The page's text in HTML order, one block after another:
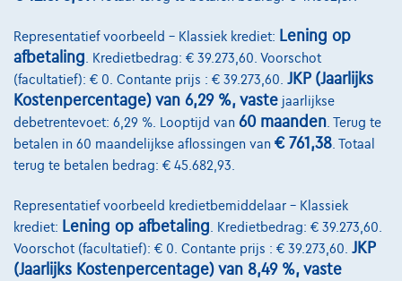
Vanaf€701,37/maandmet een laatste maandaflossing
van€14.636,37
Ontdek het volledige cijfervoorbeeld
7700 Mouscron,Ghistelinck Mouscron
Vergelijk
Representatief voorbeeld – Klassiek krediet: Lening op
afbetaling . Kredietbedrag: € 39.273,60. Voorschot
(facultatief): € 0. Contante prijs : € 39.273,60. JKP (Jaarlijks
Kostenpercentage) van 6,29 %, vaste jaarlijkse
debetrentevoet: 6,29 %. Looptijd van 60 maanden . Terug te
betalen in 60 maandelijkse aflossingen van € 761,38 . Totaal
terug te betalen bedrag: € 45.682,93.
Representatief voorbeeld kredietbemiddelaar – Klassiek
krediet: Lening op afbetaling . Kredietbedrag: € 39.273,60.
Voorschot (facultatief): € 0. Contante prijs : € 39.273,60. JKP
(Jaarlijks Kostenpercentage) van 8,49 %, vaste